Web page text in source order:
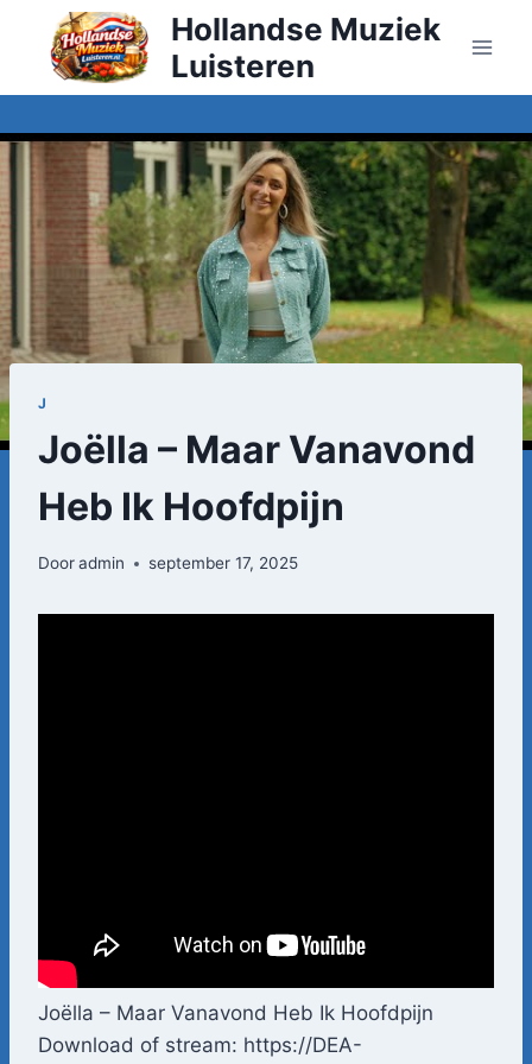
Doorgaan
inhoud
Hollandse Muziek
Luisteren
J
Joëlla – Maar Vanavond
Heb Ik Hoofdpijn
Dooradmin september 17, 2025
Joëlla – Maar Vanavond Heb Ik Hoofdpijn
Download of stream: https://DEA-